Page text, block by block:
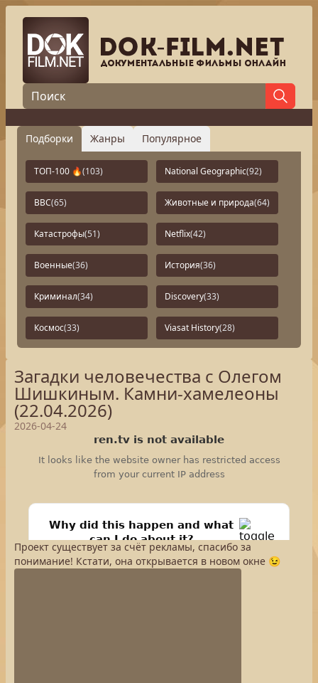
Подборки Жанры Популярное
ТОП-100 🔥(103) National Geographic(92)
BBC(65) Животные и природа(64)
Катастрофы(51) Netflix(42)
Военные(36) История(36)
Криминал(34) Discovery(33)
Космос(33) Viasat History(28)
Загадки человечества с Олегом
Шишкиным. Камни-хамелеоны
(22.04.2026)
2026-04-24
Проект существует за счёт рекламы, спасибо за
понимание! Кстати, она открывается в новом окне 😉